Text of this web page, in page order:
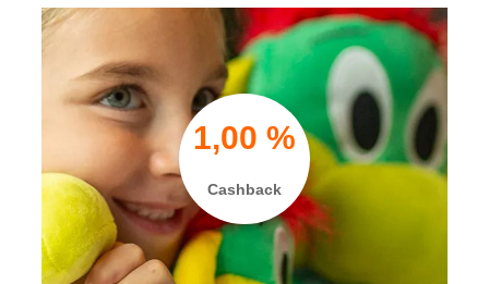
1,00 %
Cashback